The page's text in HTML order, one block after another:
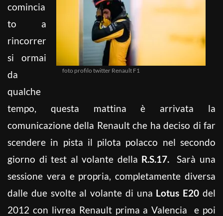
foto profilo twitter Renault F1
comincia
to a
rincorrer
si ormai
da
qualche
tempo, questa mattina è arrivata la
comunicazione della Renault che ha deciso di far
scendere in pista il pilota polacco nel secondo
giorno di test al volante della R.S.17. Sarà una
sessione vera e propria, completamente diversa
dalle due svolte al volante di una Lotus E20 del
2012 con livrea Renault prima a Valencia e poi